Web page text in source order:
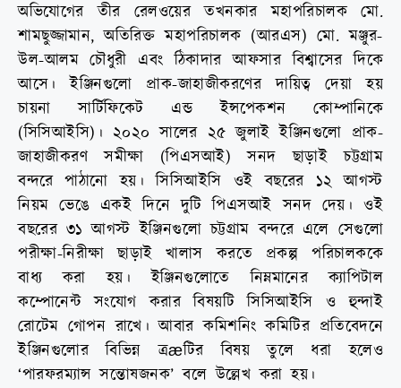
অভিযোগের তীর রেলওয়ের তখনকার মহাপরিচালক মো.
শামছুজ্জামান, অতিরিক্ত মহাপরিচালক (আরএস) মো. মঞ্জুর-
উল-আলম চৌধুরী এবং ঠিকাদার আফসার বিশ্বাসের দিকে
আসে। ইঞ্জিনগুলো প্রাক-জাহাজীকরণের দায়িত্ব দেয়া হয়
চায়না সার্টিফিকেট এন্ড ইন্সপেকশন কোম্পানিকে
(সিসিআইসি)। ২০২০ সালের ২৫ জুলাই ইঞ্জিনগুলো প্রাক-
জাহাজীকরণ সমীক্ষা (পিএসআই) সনদ ছাড়াই চট্টগ্রাম
বন্দরে পাঠানো হয়। সিসিআইসি ওই বছরের ১২ আগস্ট
নিয়ম ভেঙে একই দিনে দুটি পিএসআই সনদ দেয়। ওই
বছরের ৩১ আগস্ট ইঞ্জিনগুলো চট্টগ্রাম বন্দরে এলে সেগুলো
পরীক্ষা-নিরীক্ষা ছাড়াই খালাস করতে প্রকল্প পরিচালককে
বাধ্য করা হয়। ইঞ্জিনগুলোতে নিম্নমানের ক্যাপিটাল
কম্পোনেন্ট সংযোগ করার বিষয়টি সিসিআইসি ও হুন্দাই
রোটেম গোপন রাখে। আবার কমিশনিং কমিটির প্রতিবেদনে
ইঞ্জিনগুলোর বিভিন্ন ত্রæটির বিষয় তুলে ধরা হলেও
‘পারফরম্যান্স সন্তোষজনক’ বলে উল্লেখ করা হয়।